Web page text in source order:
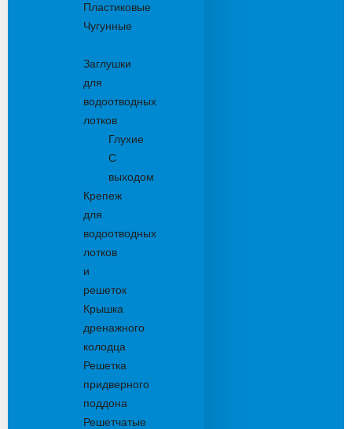
Пластиковые
Чугунные
Заглушки
для
водоотводных
лотков
Глухие
С
выходом
Крепеж
для
водоотводных
лотков
и
решеток
Крышка
дренажного
колодца
Решетка
придверного
поддона
Решетчатые